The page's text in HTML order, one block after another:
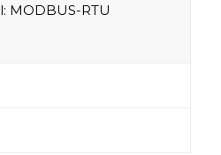
MODBUS-RTU